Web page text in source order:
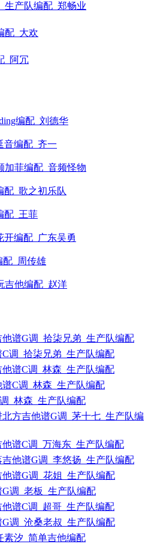
生产队编配_郑畅业
配_大欢
_阿冗
编配_刘德华
音编配_齐一
加菲编配_音频怪物
配_歌之初乐队
配_王菲
开编配_广东吴勇
配_周传雄
吉他编配_赵洋
谱G调_拾柒兄弟_生产队编配
调_拾柒兄弟_生产队编配
谱C调_林森_生产队编配
C调_林森_生产队编配
_林森_生产队编配
方吉他谱G调_茅十七_生产队编
谱C调_万海东_生产队编配
他谱G调_李悠扬_生产队编配
谱G调_花姐_生产队编配
调_老板_生产队编配
谱C调_超哥_生产队编配
调_沧桑老叔_生产队编配
素汐_简单吉他编配